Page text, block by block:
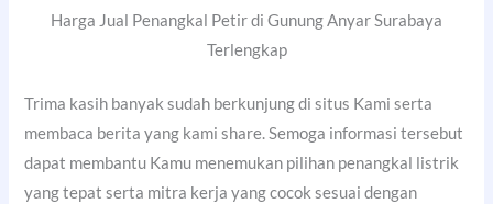
Harga Jual Penangkal Petir di Gunung Anyar Surabaya
Terlengkap
Trima kasih banyak sudah berkunjung di situs Kami serta
membaca berita yang kami share. Semoga informasi tersebut
dapat membantu Kamu menemukan pilihan penangkal listrik
yang tepat serta mitra kerja yang cocok sesuai dengan